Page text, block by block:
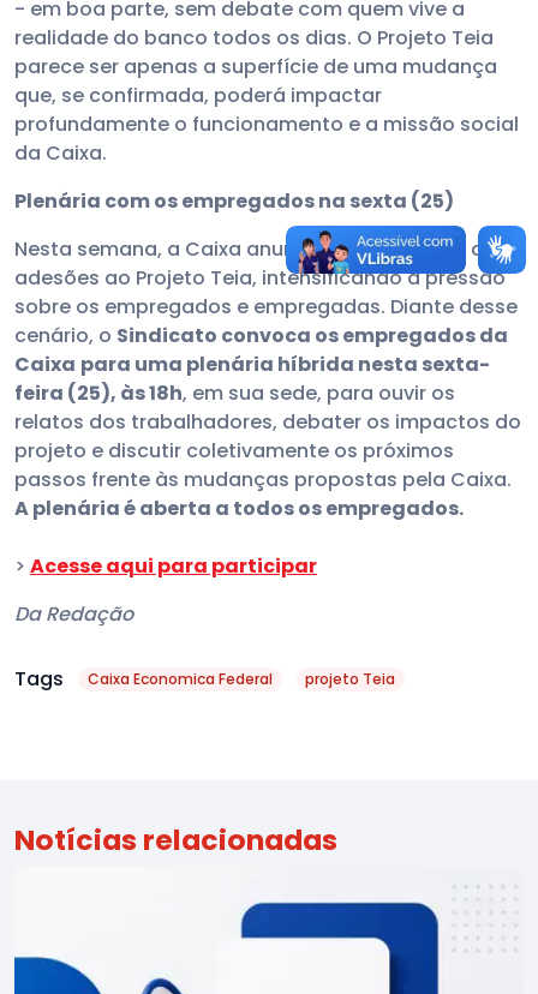
- em boa parte, sem debate com quem vive a
realidade do banco todos os dias. O Projeto Teia
parece ser apenas a superfície de uma mudança
que, se confirmada, poderá impactar
profundamente o funcionamento e a missão social
da Caixa.
Plenária com os empregados na sexta (25)
Nesta semana, a Caixa anunciou a reabertura das
adesões ao Projeto Teia, intensificando a pressão
sobre os empregados e empregadas. Diante desse
cenário, o Sindicato convoca os empregados da
Caixa para uma plenária híbrida nesta sexta-
feira (25), às 18h, em sua sede, para ouvir os
relatos dos trabalhadores, debater os impactos do
projeto e discutir coletivamente os próximos
passos frente às mudanças propostas pela Caixa.
A plenária é aberta a todos os empregados.
> Acesse aqui para participar
Da Redação
Tags Caixa Economica Federal projeto Teia
Notícias relacionadas